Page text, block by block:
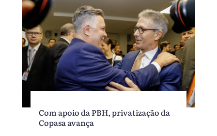
Com apoio da PBH, privatização da
Copasa avança